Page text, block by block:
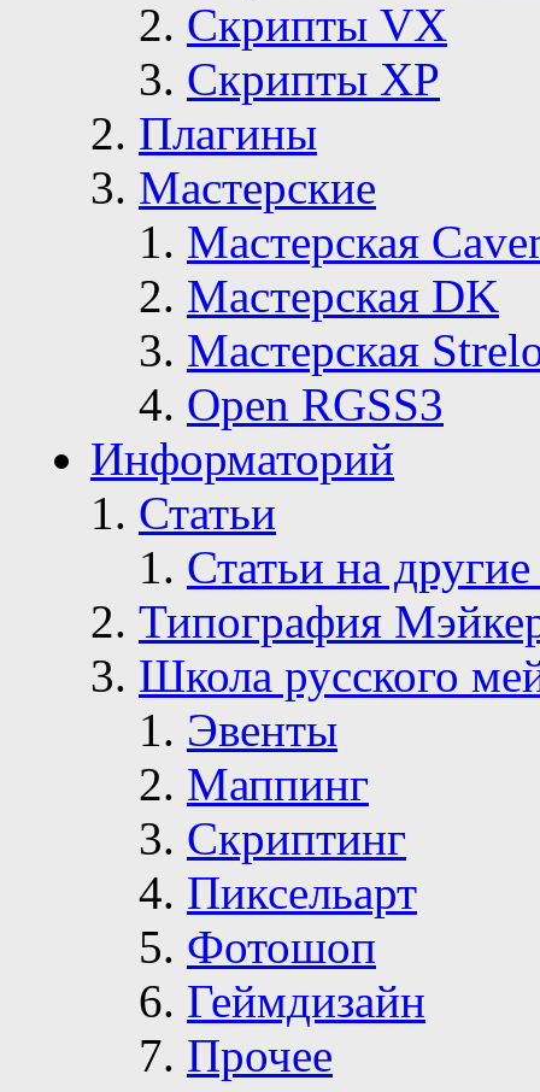
Скрипты VX
Скрипты ХР
Плагины
Мастерские
Мастерская
Мастерская DK
Мастерская
Open RGSS3
Информаторий
Статьи
Статьи на
Типография
Школа русского
Эвенты
Маппинг
Скриптинг
Пиксельарт
Фотошоп
Геймдизайн
Прочее